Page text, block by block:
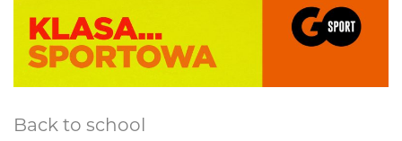
Back to school